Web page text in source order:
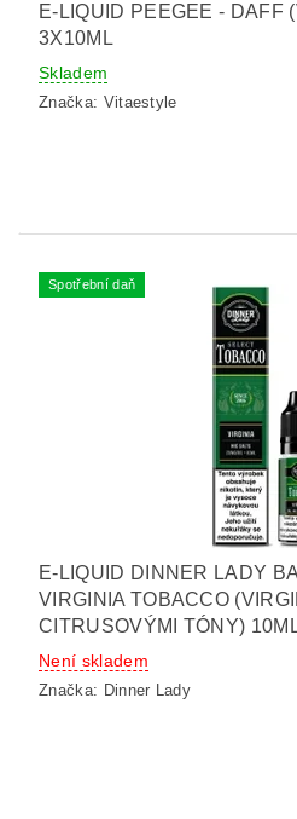
E-LIQUID PEEGEE - DAFF
3X10ML
Skladem
Značka: Vitaestyle
Spotřební daň
E-LIQUID DINNER LADY
VIRGINIA TOBACCO
CITRUSOVÝMI TÓNY)
Není skladem
Značka: Dinner Lady